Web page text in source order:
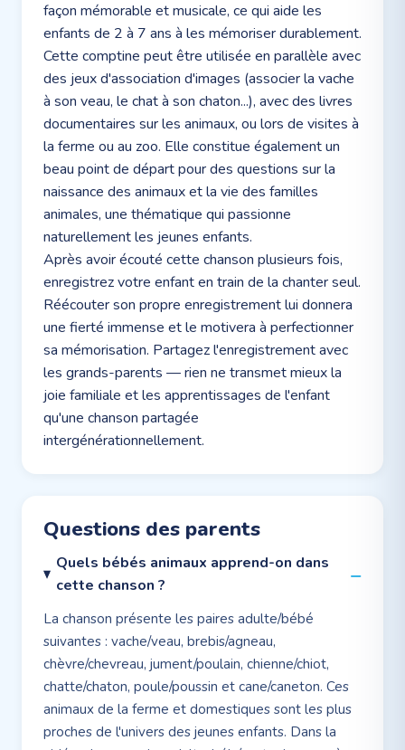
façon mémorable et musicale, ce qui aide les
enfants de 2 à 7 ans à les mémoriser durablement.
Cette comptine peut être utilisée en parallèle avec
des jeux d'association d'images (associer la vache
à son veau, le chat à son chaton...), avec des livres
documentaires sur les animaux, ou lors de visites à
la ferme ou au zoo. Elle constitue également un
beau point de départ pour des questions sur la
naissance des animaux et la vie des familles
animales, une thématique qui passionne
naturellement les jeunes enfants.
Après avoir écouté cette chanson plusieurs fois,
enregistrez votre enfant en train de la chanter seul.
Réécouter son propre enregistrement lui donnera
une fierté immense et le motivera à perfectionner
sa mémorisation. Partagez l'enregistrement avec
les grands-parents — rien ne transmet mieux la
joie familiale et les apprentissages de l'enfant
qu'une chanson partagée
intergénérationnellement.
Questions des parents
Quels bébés animaux apprend-on dans
cette chanson ?
La chanson présente les paires adulte/bébé
suivantes : vache/veau, brebis/agneau,
chèvre/chevreau, jument/poulain, chienne/chiot,
chatte/chaton, poule/poussin et cane/caneton. Ces
animaux de la ferme et domestiques sont les plus
proches de l'univers des jeunes enfants. Dans la